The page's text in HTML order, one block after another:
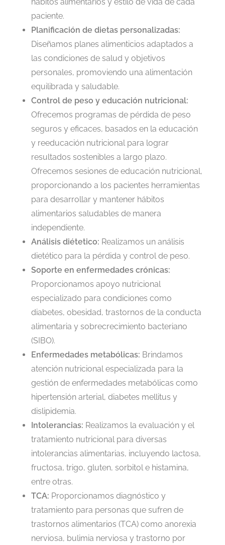
paciente.
Planificación de dietas personalizadas:
Diseñamos planes alimenticios adaptados a
las condiciones de salud y objetivos
personales, promoviendo una alimentación
equilibrada y saludable.
Control de peso y educación nutricional:
Ofrecemos programas de pérdida de peso
seguros y eficaces, basados en la educación
y reeducación nutricional para lograr
resultados sostenibles a largo plazo.
Ofrecemos sesiones de educación nutricional,
proporcionando a los pacientes herramientas
para desarrollar y mantener hábitos
alimentarios saludables de manera
independiente.
Análisis diétetico: Realizamos un análisis
dietético para la pérdida y control de peso.
Soporte en enfermedades crónicas:
Proporcionamos apoyo nutricional
especializado para condiciones como
diabetes, obesidad, trastornos de la conducta
alimentaria y sobrecrecimiento bacteriano
(SIBO).
Enfermedades metabólicas: Brindamos
atención nutricional especializada para la
gestión de enfermedades metabólicas como
hipertensión arterial, diabetes mellitus y
dislipidemia.
Intolerancias: Realizamos la evaluación y el
tratamiento nutricional para diversas
intolerancias alimentarias, incluyendo lactosa,
fructosa, trigo, gluten, sorbitol e histamina,
entre otras.
TCA: Proporcionamos diagnóstico y
tratamiento para personas que sufren de
trastornos alimentarios (TCA) como anorexia
nerviosa, bulimia nerviosa y trastorno por